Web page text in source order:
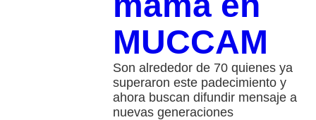
MUCCAM
Son alrededor de 70 quienes ya
superaron este padecimiento y
ahora buscan difundir mensaje a
nuevas generaciones